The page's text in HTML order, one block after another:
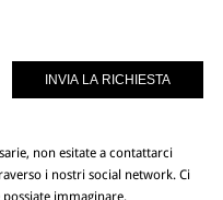
non esitate a contattarci
i nostri social network. Ci